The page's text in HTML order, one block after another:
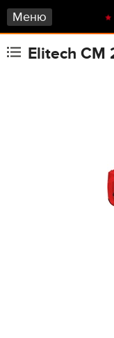
Меню
Elitech СМ